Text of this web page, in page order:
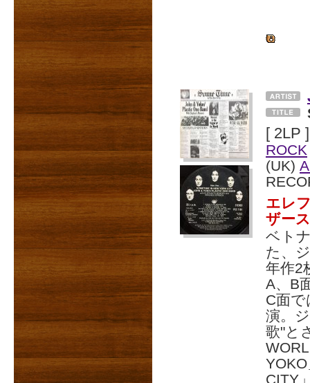
[ 2LP ]
ROCK
(UK)
エレ
ザー
ベト
た、
年作2
A、B
C面
演。
歌"と
CITY